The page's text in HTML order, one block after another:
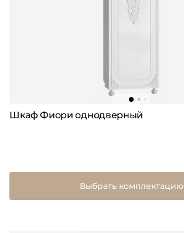
Шкаф Фиори однодверный
Выбрать комплектацию